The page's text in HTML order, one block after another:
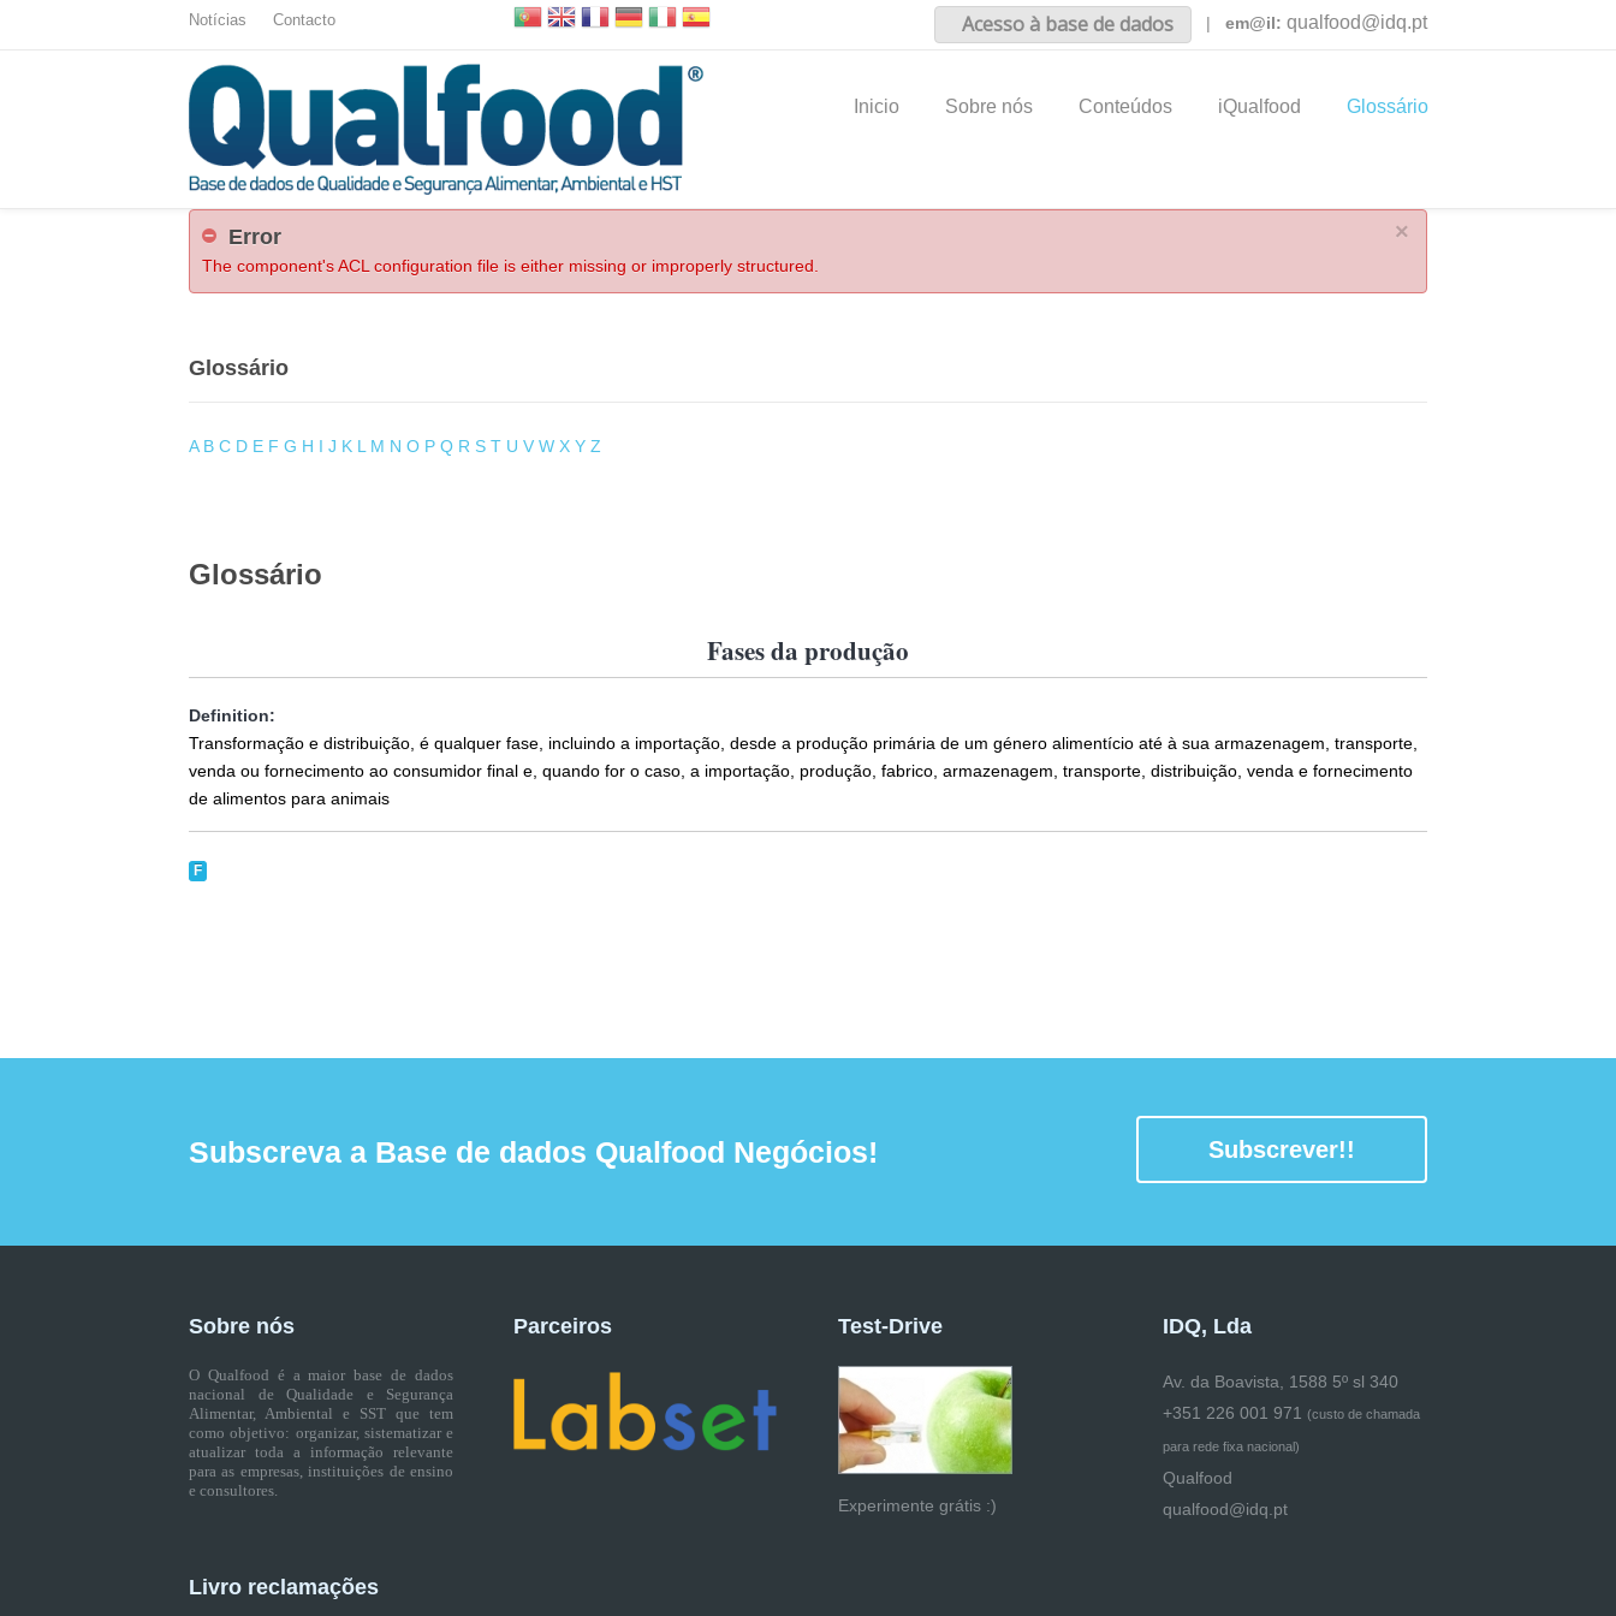
Notícias Contacto Acesso à base de dados | em@il: qualfood@idq.pt
Inicio Sobre nós Conteúdos iQualfood Glossário
×
Error
The component's ACL configuration file is either missing or improperly structured.
Glossário
A B C D E F G H I J K L M N O P Q R S T U V W X Y Z
Glossário
Fases da produção
Definition:
Transformação e distribuição, é qualquer fase, incluindo a importação, desde a produção primária de um género alimentício até à sua armazenagem, transporte,
venda ou fornecimento ao consumidor final e, quando for o caso, a importação, produção, fabrico, armazenagem, transporte, distribuição, venda e fornecimento
de alimentos para animais
F
Subscreva a Base de dados Qualfood Negócios! Subscrever!!
Sobre nós
O Qualfood é a maior base de dados
nacional de Qualidade e Segurança
Alimentar, Ambiental e SST que tem
como objetivo: organizar, sistematizar e
atualizar toda a informação relevante
para as empresas, instituições de ensino
e consultores.
Livro reclamações
Parceiros Test-Drive
Experimente grátis :)
IDQ, Lda
Av. da Boavista, 1588 5º sl 340
+351 226 001 971 (custo de chamada
para rede fixa nacional)
Qualfood
qualfood@idq.pt